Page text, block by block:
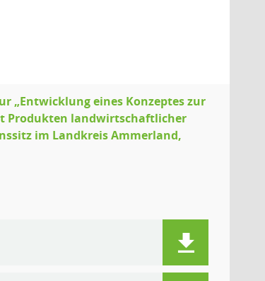
„Entwicklung eines Konzeptes zur
Produkten landwirtschaftlicher
im Landkreis Ammerland,